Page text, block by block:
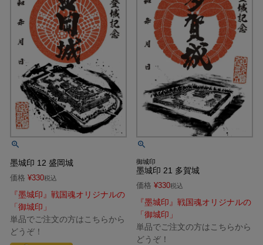
墨城印 12 盛岡城
価格 ¥330税込
『墨城印』戦国魂オリジナルの
「御城印」
単品でご注文の方はこちらから
どうぞ！
御城印
墨城印 21 多賀城
価格 ¥330税込
『墨城印』戦国魂オリジナルの
「御城印」
単品でご注文の方はこちらから
どうぞ！